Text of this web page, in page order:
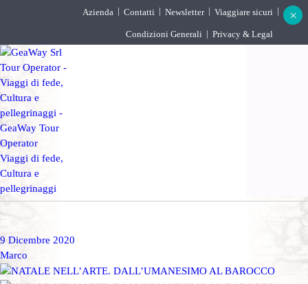
Azienda Contatti Newsletter Viaggiare sicuri
Condizioni Generali Privacy & Legal
9 Dicembre 2020
Marco
×